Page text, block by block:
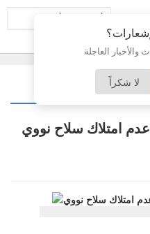
والأخبار العاجلة
لا شكراً
امتلاك سلاح نووي